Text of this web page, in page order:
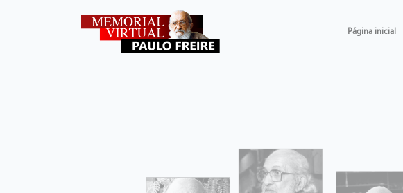
Página inicial